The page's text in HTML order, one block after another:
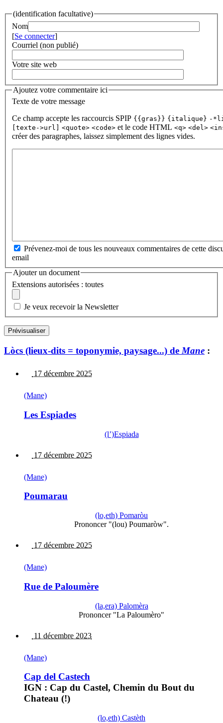
(identification facultative)
Nom
[Se connecter]
Courriel (non publié)
Votre site web
Ajoutez votre commentaire ici
Texte de votre message
Ce champ accepte les raccourcis SPIP {{gras}} {italique} -
[texte->url]
<quote> <code> et le code HTML <q> <del>
créer des paragraphes, laissez simplement des lignes vides.
Prévenez-moi de tous les nouveaux commentaires de cette
email
Ajouter un document
Extensions autorisées : toutes
Je veux recevoir la Newsletter
Lòcs (lieux-dits = toponymie, paysage...) de Mane :
17 décembre 2025
(Mane)
Les Espiades
(l’)Espiada
17 décembre 2025
(Mane)
Poumarau
(lo,eth) Pomaròu
Prononcer "(lou) Poumaròw".
17 décembre 2025
(Mane)
Rue de Paloumère
(la,era) Palomèra
Prononcer "La Paloumèro"
11 décembre 2023
(Mane)
Cap del Castech
IGN : Cap du Castel, Chemin du Bout du
Chateau (!)
(lo,eth) Castèth